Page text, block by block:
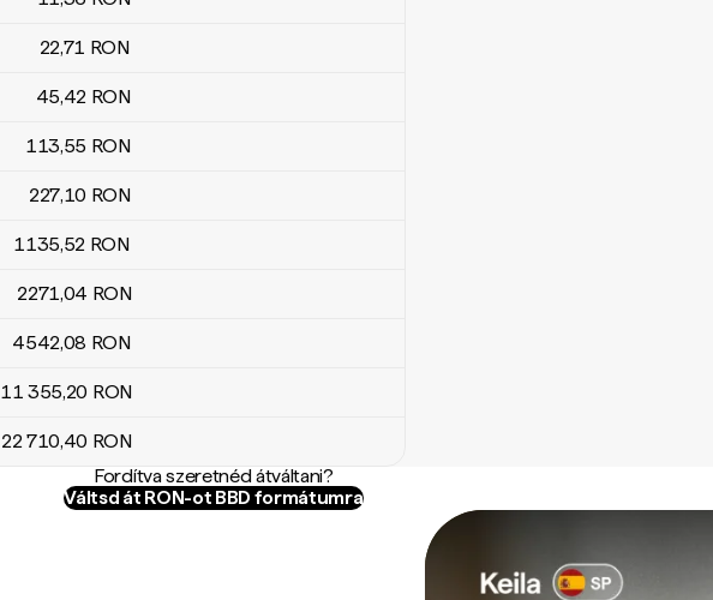
22,71 RON
45,42 RON
113,55 RON
227,10 RON
1135,52 RON
2271,04 RON
4542,08 RON
11 355,20 RON
22 710,40 RON
Fordítva szeretnéd átváltani?
Váltsd át RON-ot BBD formátumra